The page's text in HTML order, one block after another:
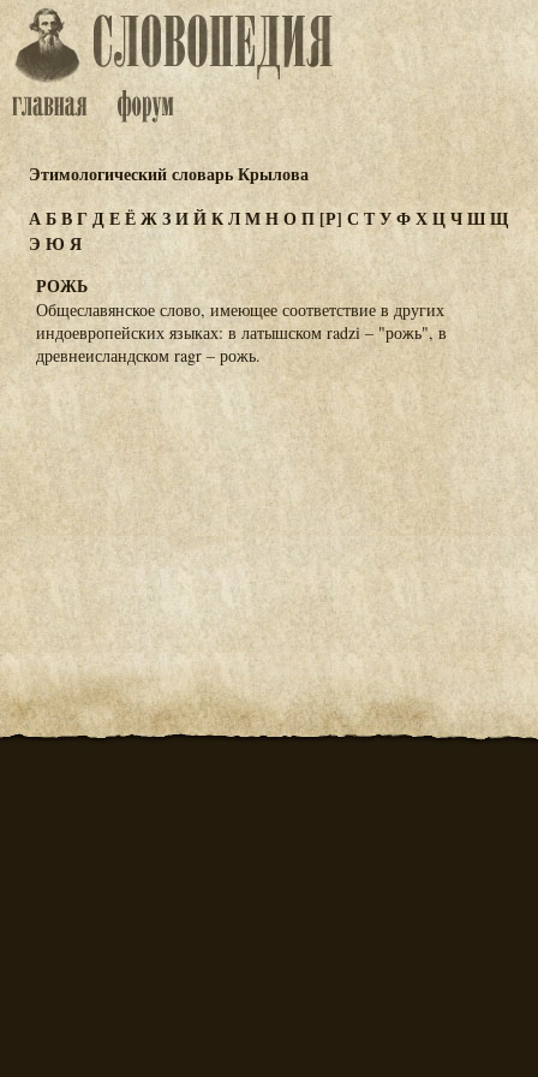
Этимологический словарь Крылова
АБВГДЕЁЖЗИЙКЛМНОП[Р] СТУФХЦЧШЩ
Э Ю Я
РОЖЬ
Общеславянское слово, имеющее соответствие в других
индоевропейских языках: в латышском radzi – "рожь", в
древнеисландском ragr – рожь.